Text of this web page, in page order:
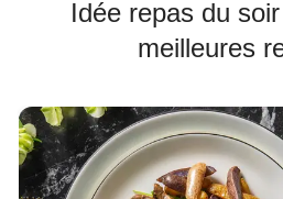
Idée repas du
meilleures